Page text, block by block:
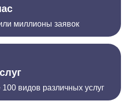
миллионы заявок
видов различных услуг